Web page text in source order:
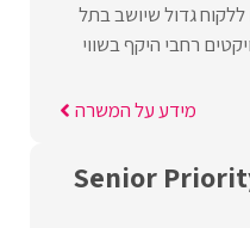
גדול שיושב בתל
רחבי היקף בשווי
מידע על המשרה
Senior